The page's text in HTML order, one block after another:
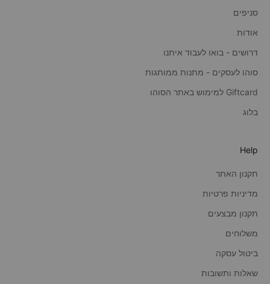
סניפים
אודות
דרושים - בואו לעבוד איתנו
סוהו לעסקים - מתנות ממותגות
Giftcard למימוש באתר הסוהו
בלוג
Help
תקנון האתר
מדיניות פרטיות
תקנון מבצעים
משלוחים
ביטול עסקה
שאלות ותשובות